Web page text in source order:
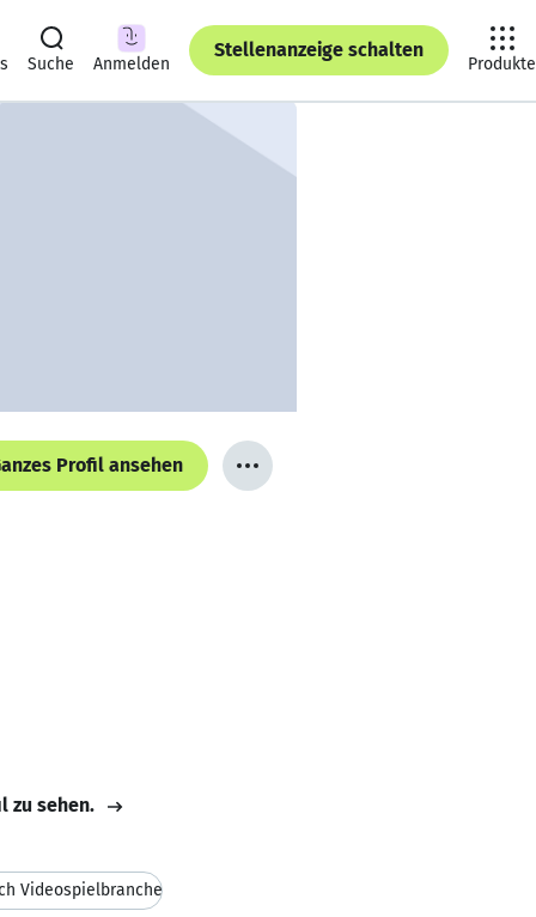
Suche Anmelden
Stellenanzeige schalten
Produkte
Profil ansehen
zu sehen.
Videospielbranche